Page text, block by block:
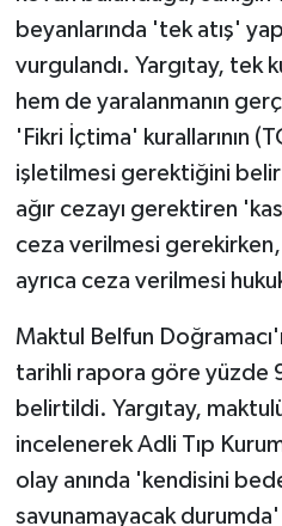
beyanlarında 'tek atış'
vurgulandı. Yargıtay, tek
hem de yaralanmanın
'Fikri İçtima' kurallarının
işletilmesi gerektiğini
ağır cezayı gerektiren
ceza verilmesi
ayrıca ceza verilmesi
Maktul Belfun
tarihli rapora göre yüzde
belirtildi. Yargıtay,
incelenerek Adli Tıp
olay anında 'kendisini
savunamayacak durumda'